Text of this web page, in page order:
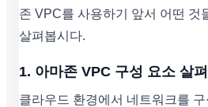
존 VPC를 사용하기 앞서 어떤 것
살펴봅시다.
1. 아마존 VPC 구성 요소 살펴
클라우드 환경에서 네트워크를